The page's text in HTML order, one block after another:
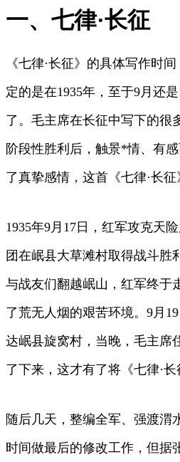
一、七律·长征
《七律·长征》的具体写作时
定的是在1935年，至于9月还
了。毛主席在长征中写下的很
阶段性胜利后，触景*情、有
了真挚感情，这首《七律·长征
1935年9月17日，红军攻克天
团在岷县大草滩村取得战斗胜
与战友们翻越岷山，红军终于
了荒无人烟的艰苦环境。9月
达岷县旋窝村，当晚，毛主席
了下来，这才有了将《七律·长
随后几天，整编全军、强渡渭
时间做最后的修改工作，但据